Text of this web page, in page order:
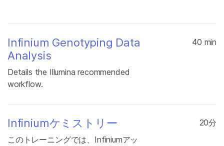
Infinium Genotyping Data
Analysis
Details the Illumina recommended
workflow.
40 min
Infiniumケミストリー
このトレーニングでは、Infiniumアッ
20分